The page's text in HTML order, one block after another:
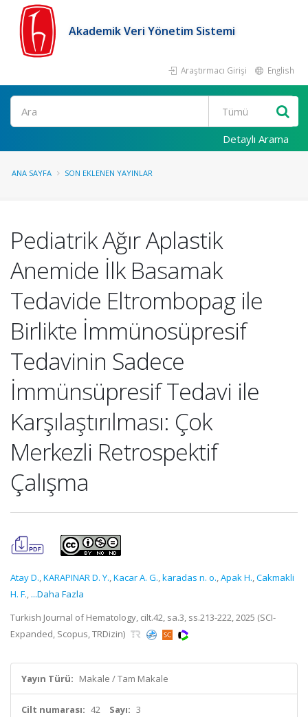
Akademik Veri Yönetim Sistemi
Araştırmacı Girişi English
Ara
Detaylı Arama
ANA SAYFA SON EKLENEN YAYINLAR
Pediatrik Ağır Aplastik
Anemide İlk Basamak
Tedavide Eltrombopag ile
Birlikte İmmünosüpresif
Tedavinin Sadece
İmmünsüpresif Tedavi ile
Karşılaştırılması: Çok
Merkezli Retrospektif
Çalışma
Atay D.,KARAPINAR D. Y.,Kacar A. G.,karadas n. o.,Apak H.,Cakmakli
H. F., ...Daha Fazla
Turkish Journal of Hematology, cilt.42, sa.3, ss.213-222, 2025 (SCI-
Expanded, Scopus, TRDizin)
Yayın Türü: Makale / Tam Makale
Cilt numarası: 42 Sayı: 3